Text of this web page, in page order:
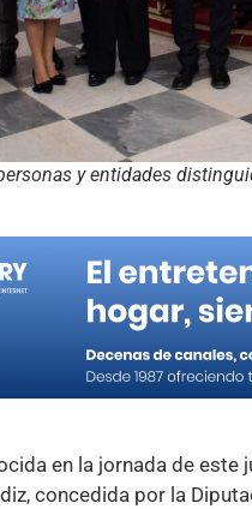
y entidades
en la jornada de este
concedida por la